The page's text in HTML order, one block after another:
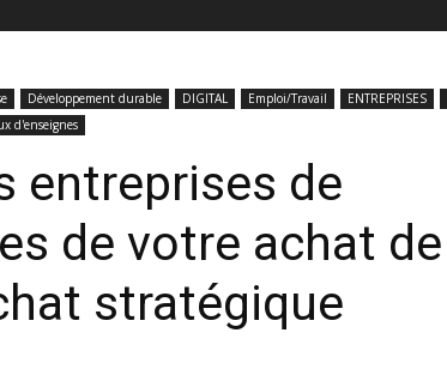
Développement durable DIGITAL Emploi/Travail ENTREPRISES
d'enseignes
entreprises de
de votre achat de
stratégique